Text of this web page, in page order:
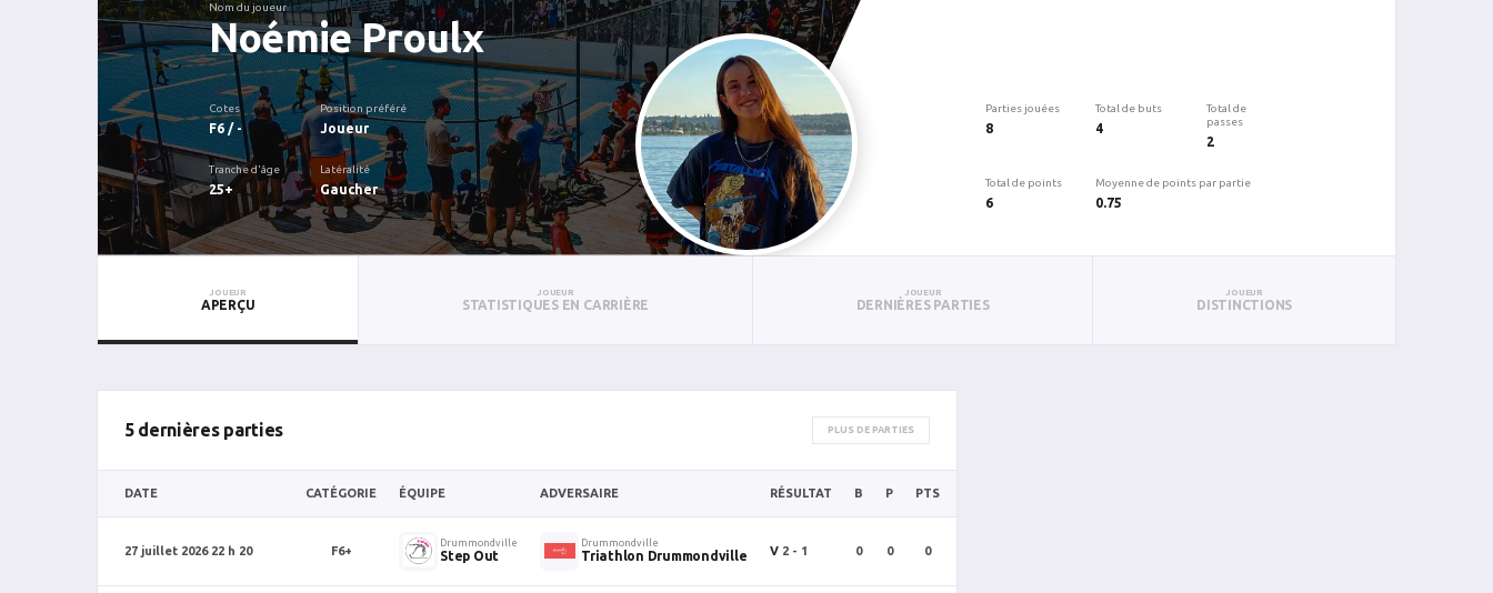
Nom du joueur
Noémie Proulx
Cotes
F6 / -
Position préféré
Joueur
Tranche d'âge
25+
Latéralité
Gaucher
Parties jouées
8
Total de buts
4
Total de
passes
2
Total de points
6
Moyenne de points par partie
0.75
JOUEUR
APERÇU
JOUEUR
STATISTIQUES EN CARRIÈRE
JOUEUR
DERNIÈRES PARTIES
JOUEUR
DISTINCTIONS
5 dernières parties PLUS DE PARTIES
DATE CATÉGORIE ÉQUIPE ADVERSAIRE RÉSULTAT B P PTS
27 juillet 2026 22 h 20 F6+
Drummondville
Step Out
Drummondville
Triathlon Drummondville V 2 - 1 0 0 0